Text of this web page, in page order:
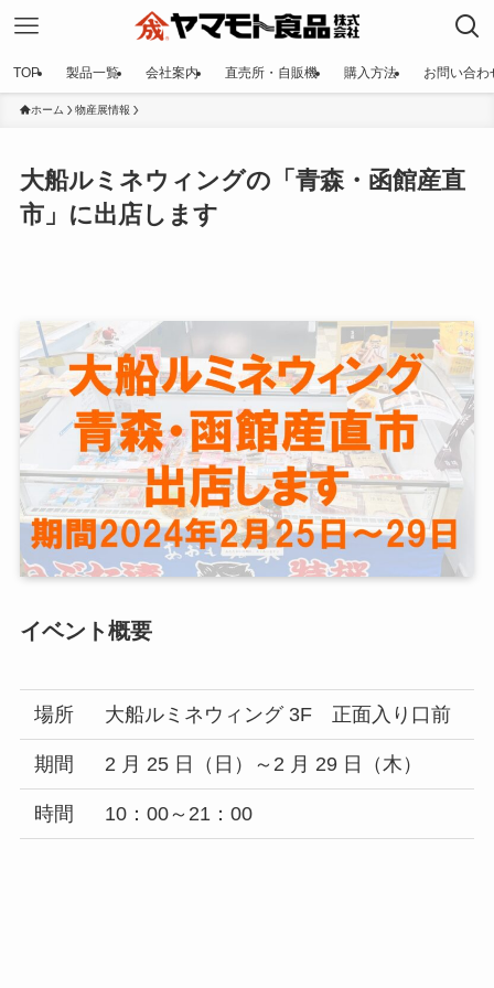
TOP 製品一覧 会社案内 直売所・自販機 購入方法 お問い合わ
ホーム 物産展情報
大船ルミネウィングの「青森・函館産直
市」に出店します
イベント概要
場所 大船ルミネウィング 3F 正面入り口前
期間 2 月 25 日（日）～2 月 29 日（木）
時間 10：00～21：00